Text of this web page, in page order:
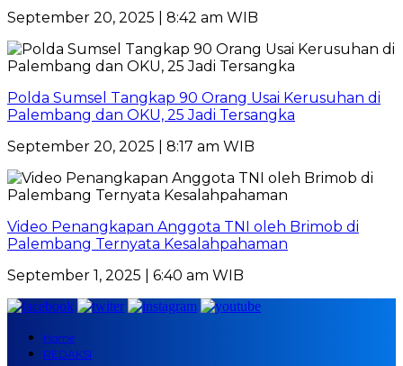
September 20, 2025 | 8:42 am WIB
Polda Sumsel Tangkap 90 Orang Usai Kerusuhan di
Palembang dan OKU, 25 Jadi Tersangka
September 20, 2025 | 8:17 am WIB
Video Penangkapan Anggota TNI oleh Brimob di
Palembang Ternyata Kesalahpahaman
September 1, 2025 | 6:40 am WIB
Home
REDAKSI